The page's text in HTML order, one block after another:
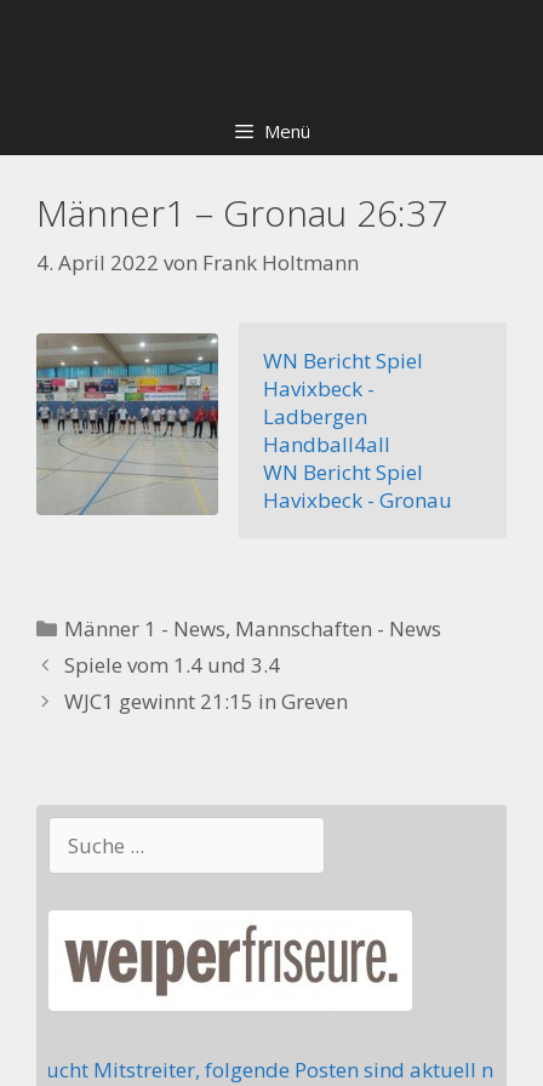
Menü
Männer1 – Gronau 26:37
4. April 2022 von Frank Holtmann
WN Bericht Spiel
Havixbeck -
Ladbergen
Handball4all
WN Bericht Spiel
Havixbeck - Gronau
Kategorien
Männer 1 - News, Mannschaften - News
Spiele vom 1.4 und 3.4
WJC1 gewinnt 21:15 in Greven
Suchen
sucht Mitstreiter, folgende Posten sind aktuell nicht